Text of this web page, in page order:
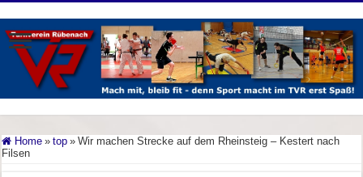
Home » top » Wir machen Strecke auf dem Rheinsteig – Kestert nach
Filsen